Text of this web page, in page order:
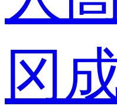
冈